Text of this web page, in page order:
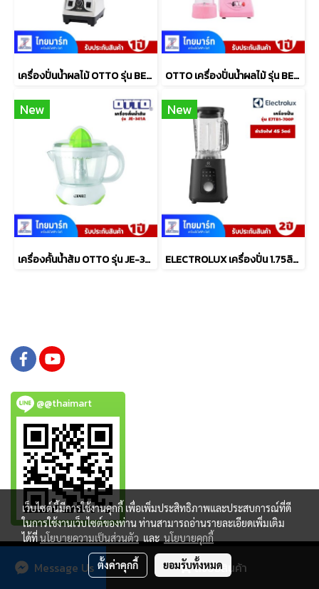
สั่งซื้อสินค้า
Message Us
เครื่องปั่นน้ำผลไม้ OTTO รุ่น BE-127A ความจุ2ลิตร OTTO เครื่องปั่นน้ำผลไม้ รุ่น BE-120 ความจุ 1 ลิตร
New
เครื่องคั้นน้ำส้ม OTTO รุ่น JE-341A ขนาด 0.7 ลิตร
New
ELECTROLUX เครื่องปั่น 1.75ลิตร รุ่น E7TB1-700P
@@thaimart
Copy right by www.thaimartonline.com
เว็บไซต์นี้มีการใช้งานคุกกี้ เพื่อเพิ่มประสิทธิภาพและประสบการณ์ที่ดี
ในการใช้งานเว็บไซต์ของท่าน ท่านสามารถอ่านรายละเอียดเพิ่มเติม
ได้ที่นโยบายความเป็นส่วนตัว และ นโยบายคุกกี้
ตั้งค่าคุกกี้ ยอมรับทั้งหมด